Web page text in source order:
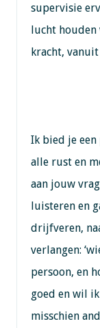
supervisie
lucht houden
kracht, vanuit
Ik bied je
alle rust en
aan jouw
luisteren en
drijfveren,
verlangen:
persoon, en
goed en wil
misschien